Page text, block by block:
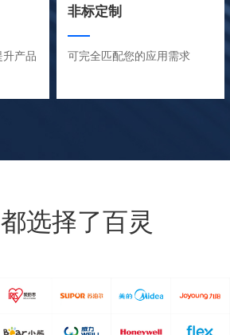
产品
非标定制
可完全匹配您的应用需求
选择了百灵